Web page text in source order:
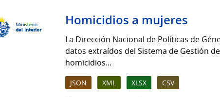
Homicidios a mujeres
La Dirección Nacional de Políticas de
datos extraídos del Sistema de Gestión
homicidios...
JSON XML XLSX CSV